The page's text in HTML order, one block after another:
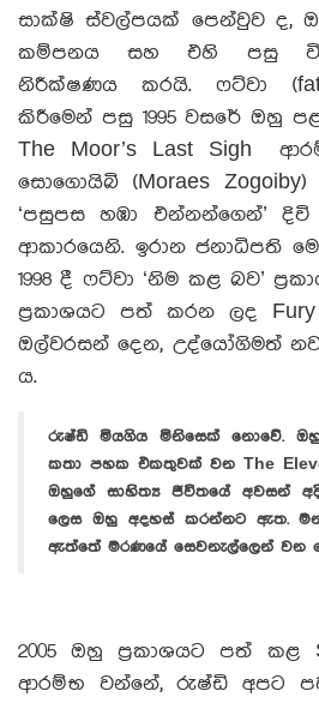
සාක්ෂි ස්වල්පයක් පෙන්වුව ද,
කම්පනය සහ එහි පසු
නිරීක්ෂණය කරයි. ෆට්වා
කිරීමෙන් පසු 1995 වසරේ ඔහු
The Moor’s Last Sigh
සොගොයිබි (Moraes
‘පසුපස හඹා එන්නන්ගෙන්’
ආකාරයෙනි. ඉරාන ජනාධිපති
1998 දී ෆට්වා ‘නිම කළ බව’
ප්‍රකාශයට පත් කරන ලද
ඔල්වරසන් දෙන, උද්යෝගිමත්
ය.
රුෂ්ඩි මියගිය මිනිසෙක් නොවේ.
කතා පහක එකතුවක් වන The
ඔහුගේ සාහිත්‍ය ජීවිතයේ අවසන්
ලෙස ඔහු අදහස් කරන්නට ඇත.
ඇත්තේ මරණයේ සෙවනැල්ලෙන් වන
2005 ඔහු ප්‍රකාශයට පත් කළ
ආරම්භ වන්නේ, රුෂ්ඩි අපට